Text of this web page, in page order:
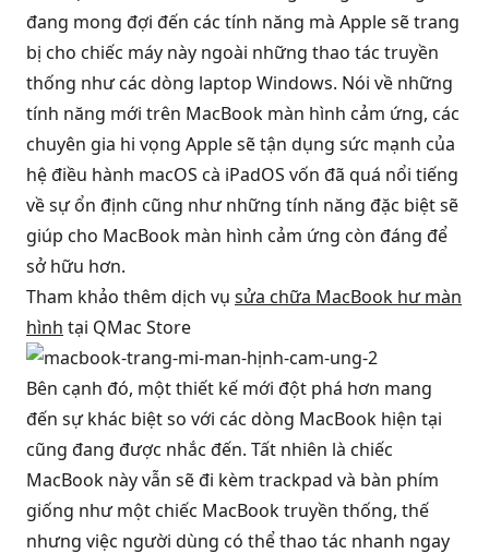
đang mong đợi đến các tính năng mà Apple sẽ trang
bị cho chiếc máy này ngoài những thao tác truyền
thống như các dòng laptop Windows. Nói về những
tính năng mới trên MacBook màn hình cảm ứng, các
chuyên gia hi vọng Apple sẽ tận dụng sức mạnh của
hệ điều hành macOS cà iPadOS vốn đã quá nổi tiếng
về sự ổn định cũng như những tính năng đặc biệt sẽ
giúp cho MacBook màn hình cảm ứng còn đáng để
sở hữu hơn.
Tham khảo thêm dịch vụ sửa chữa MacBook hư màn
hình tại QMac Store
Bên cạnh đó, một thiết kế mới đột phá hơn mang
đến sự khác biệt so với các dòng MacBook hiện tại
cũng đang được nhắc đến. Tất nhiên là chiếc
MacBook này vẫn sẽ đi kèm trackpad và bàn phím
giống như một chiếc MacBook truyền thống, thế
nhưng việc người dùng có thể thao tác nhanh ngay